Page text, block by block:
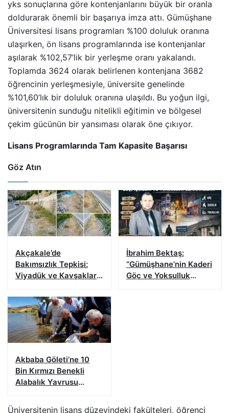
yks sonuçlarına göre kontenjanlarını büyük bir oranla
doldurarak önemli bir başarıya imza attı. Gümüşhane
Üniversitesi lisans programları %100 doluluk oranına
ulaşırken, ön lisans programlarında ise kontenjanlar
aşılarak %102,57’lik bir yerleşme oranı yakalandı.
Toplamda 3624 olarak belirlenen kontenjana 3682
öğrencinin yerleşmesiyle, üniversite genelinde
%101,60’lık bir doluluk oranına ulaşıldı. Bu yoğun ilgi,
üniversitenin sunduğu nitelikli eğitimin ve bölgesel
çekim gücünün bir yansıması olarak öne çıkıyor.
Lisans Programlarında Tam Kapasite Başarısı
Göz Atın
Akçakale’de
Bakımsızlık Tepkisi:
Viyadük ve Kavşaklar
Düşürüyor
İbrahim Bektaş:
“Gümüşhane’nin Kaderi
Göç ve Yoksulluk
Akbaba Göleti’ne 10
Bin Kırmızı Benekli
Alabalık Yavrusu
Üniversitenin lisans düzeyindeki fakülteleri, öğrenci